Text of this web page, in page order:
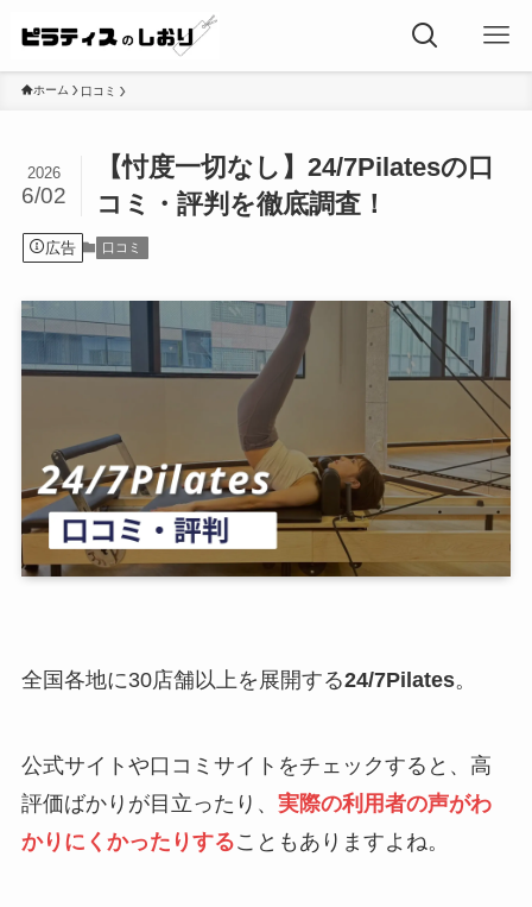
ホーム 口コミ
【忖度一切なし】24/7Pilatesの口
コミ・評判を徹底調査！
2026
6/02
広告 口コミ
全国各地に30店舗以上を展開する24/7Pilates。
公式サイトや口コミサイトをチェックすると、高
評価ばかりが目立ったり、 実際の利用者の声がわ
かりにくかったりすることもありますよね。